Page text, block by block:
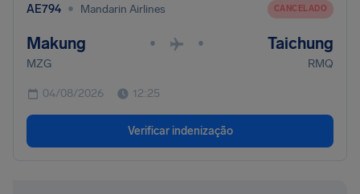
AE794 • Mandarin Airlines CANCELADO
Makung • • Taichung
MZG RMQ
04/08/2026 12:25
Verificar indenização